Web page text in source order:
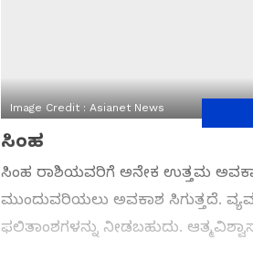
Image Credit : Asianet News
ಸಿಂಹ
ಸಿಂಹ ರಾಶಿಯವರಿಗೆ ಅನೇಕ ಉತ್ತಮ
ಮುಂದುವರಿಯಲು ಅವಕಾಶ ಸಿಗುತ್ತದೆ.
ಫಲಿತಾಂಶಗಳನ್ನು ನೀಡಬಹುದು.